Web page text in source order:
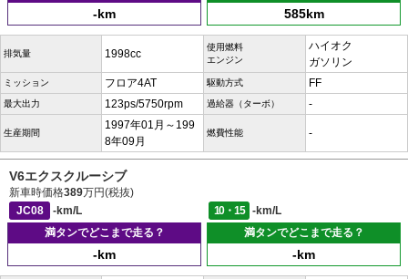
-km 585km
排気量 1998cc
使用燃料
エンジン
ハイオク
ガソリン
ミッション フロア4AT 駆動方式 FF
最大出力 123ps/5750rpm 過給器（ターボ） -
生産期間
1997年01月～199
8年09月
燃費性能 -
V6エクスクルーシブ
新車時価格389万円(税抜)
JC08
-km/L 10・15
-km/L
満タンでどこまで走る？
-km
満タンでどこまで走る？
-km